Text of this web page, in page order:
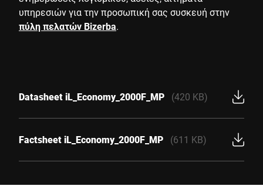
υπηρεσιών για την προσωπική σας συσκευή στην
πύλη πελατών Bizerba.
Datasheet iL_Economy_2000F_MP (420 KB)
Factsheet iL_Economy_2000F_MP (611 KB)